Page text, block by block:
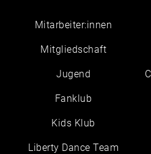
Mitarbeiter:innen
Mitgliedschaft
Jugend
Fanklub
Kids Klub
Liberty Dance Team